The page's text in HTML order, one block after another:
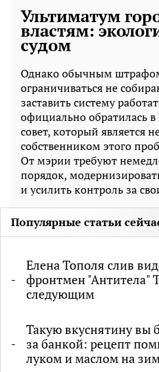
Ультиматум
властям:
судом
Однако обычным
ограничиваться не
заставить систему
официально обратилась
совет, который является
собственником этого
От мэрии требуют
порядок,
и усилить контроль за
Популярные статьи
Елена Тополя слив
фронтмен "Антитела"
следующим
Такую вкуснятину вы
за банкой: рецепт
луком и маслом на